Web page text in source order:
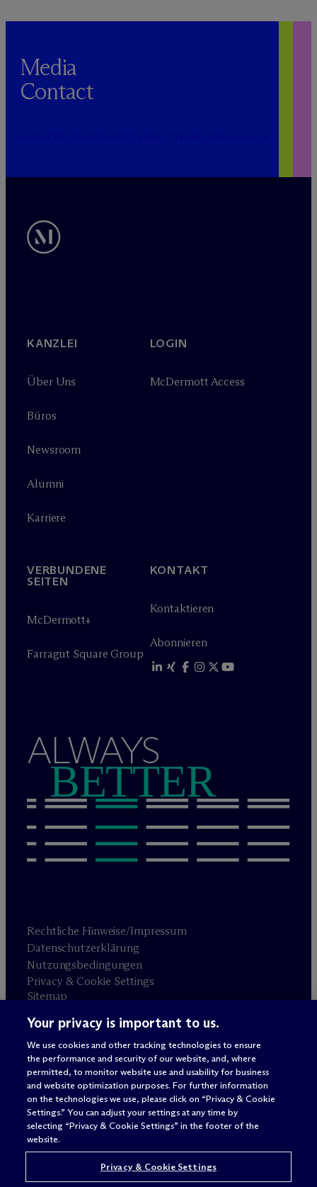
Media
Contact
KANZLEI
Über Uns
Büros
Newsroom
Alumni
Karriere
LOGIN
McDermott Access
VERBUNDENE
SEITEN
McDermott+
Farragut Square Group
KONTAKT
Kontaktieren
Abonnieren
ALWAYS
BETTER
Rechtliche Hinweise/Impressum
Datenschutzerklärung
Nutzungsbedingungen
Privacy & Cookie Settings
Sitemap
Anwaltswerbung © 2026 M Dermott Will & Schulte
Your privacy is important to us.
We use cookies and other tracking technologies to ensure
the performance and security of our website, and, where
permitted, to monitor website use and usability for business
and website optimization purposes. For further information
on the technologies we use, please click on “Privacy & Cookie
Settings.” You can adjust your settings at any time by
selecting “Privacy & Cookie Settings” in the footer of the
website.
Privacy & Cookie Settings